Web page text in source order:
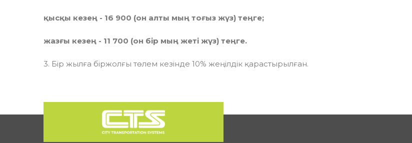
қысқы кезең - 16 900 (он алты мың тоғыз жүз) теңге;
жазғы кезең - 11 700 (он бір мың жеті жүз) теңге.
3. Бір жылға біржолғы төлем кезінде 10% жеңілдік қарастырылған.